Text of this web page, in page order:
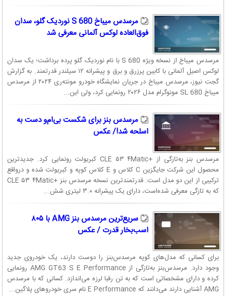
مرسدس میباخ S 680 نوردیک گلو، سدان
فوق‌العاده لوکس آلمانی معرفی شد
مرسدس میباخ از نسخه ویژه S 680 با نام نوردیک گلو پرده برداشت؛ یک سدان
لوکس اصیل آلمانی با کابین پرزرق و برق و پیشرانه ۱۲ سیلندر قدرتمند. به گزارش
گجت نیوز، مرسدس میباخ در جریان نمایشگاه خودرو مونته‌ری ۲۰۲۴ از مرسدس
میباخ SL 680 مونوگرام مدل ۲۰۲۶ رونمایی کرد، ولی این...
مرسدس بنز برای شکست بی‌ام‌و دست به
اسلحه شد!/ عکس
مرسدس بنز به‌تازگی از +CLE ۵۳ ۴Matic کبریولت رونمایی کرد. جدیدترین
محصول این شرکت جایگزین C کلاس و E کلاس کوپه و کبریولت شده و درواقع
ترکیبی از این دو مدل است. قدرتمندترین نسخه مرسدس بنز +CLE ۵۳ ۴Matic
که به تازگی معرفی شده‌است، دارای یک پیشرانه ۳.۰ لیتری شش...
سریع‌ترین مرسدس بنز AMG با ۸۰۵
اسب‌بخار قدرت / عکس
برای کسانی که مدل‌های کوپه مرسدس‌بنز را دوست دارند، یک خودروی جدید
وجود دارد. مرسدس‌بنز به‌تازگی از AMG GT63 S E Performance رونمایی
کرده و دارای مشخصاتی است که به تن رقبا لرزه می‌اندازد. کسانی که با مرسدس
AMG آشنایی دارند می‌دانند که E Performance نام سری خودروهای پلاگین...